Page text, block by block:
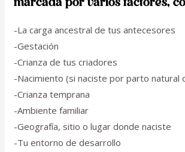
marcada por varios factores,
-La carga ancestral de tus antecesores
-Gestación
-Crianza de tus criadores
-Nacimiento (si naciste por parto natural
-Crianza temprana
-Ambiente familiar
-Geografía, sitio o lugar donde naciste
-Tu entorno de desarrollo